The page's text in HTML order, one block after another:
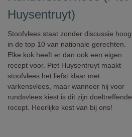
Huysentruyt)
Stoofvlees staat zonder discussie hoog
in de top 10 van nationale gerechten.
Elke kok heeft er dan ook een eigen
recept voor. Piet Huysentruyt maakt
stoofvlees het liefst klaar met
varkensvlees, maar wanneer hij voor
rundsvlees kiest is dit zijn doeltreffende
recept. Heerlijke kost van bij ons!